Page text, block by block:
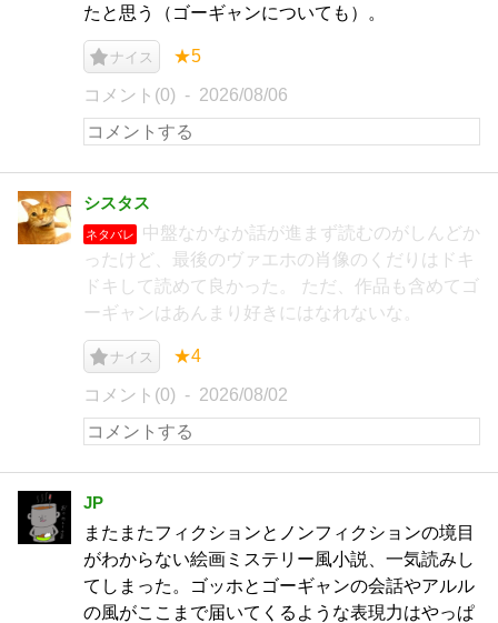
たと思う（ゴーギャンについても）。
ナイス ★5
コメント(0) 2026/08/06
シスタス
ネタバレ
中盤なかなか話が進まず読むのがしんどか
ったけど、最後のヴァエホの肖像のくだりはドキ
ドキして読めて良かった。 ただ、作品も含めてゴ
ーギャンはあんまり好きにはなれないな。
ナイス ★4
コメント(0) 2026/08/02
JP
またまたフィクションとノンフィクションの境目
がわからない絵画ミステリー風小説、一気読みし
てしまった。ゴッホとゴーギャンの会話やアルル
の風がここまで届いてくるような表現力はやっぱ